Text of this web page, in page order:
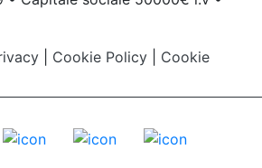
Cookie Policy
Cookie